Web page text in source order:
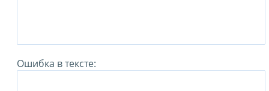
Ошибка в тексте: